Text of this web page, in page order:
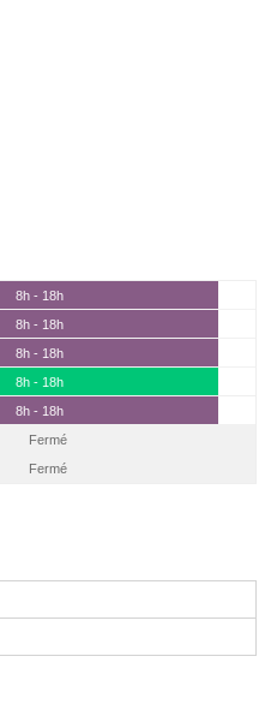
8h - 18h
8h - 18h
8h - 18h
8h - 18h
8h - 18h
Fermé
Fermé